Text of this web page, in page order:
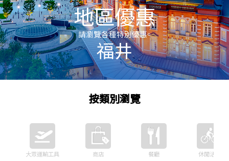
地區優惠
請瀏覽各種特別優惠。
福井
按類別瀏覽
大眾運輸工具 商店 餐廳 休閒活動